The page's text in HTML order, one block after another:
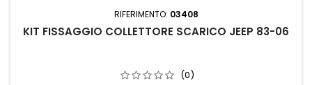
RIFERIMENTO: 03408
KIT FISSAGGIO COLLETTORE SCARICO JEEP 83-06
(0)